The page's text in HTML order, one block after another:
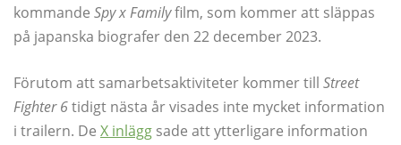
kommande Spy x Familyfilm, som kommer att släppas
på japanska biografer den 22 december 2023.
Förutom att samarbetsaktiviteter kommer till Street
Fighter 6tidigt nästa år visades inte mycket information
i trailern. De X inlägg sade att ytterligare information